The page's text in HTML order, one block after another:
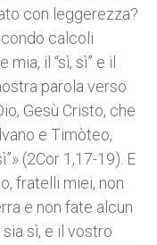
con leggerezza?
calcoli
il “sì, sì” e il
parola verso
Gesù Cristo, che
e Timòteo,
(2Cor 1,17-19). E
fratelli miei, non
e non fate alcun
sì, e il vostro